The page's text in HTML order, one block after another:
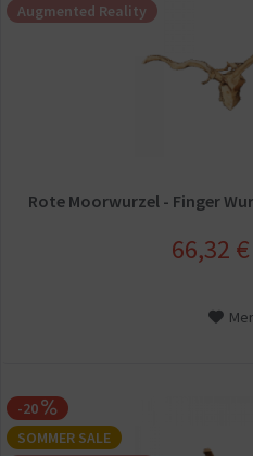
Augmented Reality
Rote Moorwurzel - Finger
66,32
-20
SOMMER SALE